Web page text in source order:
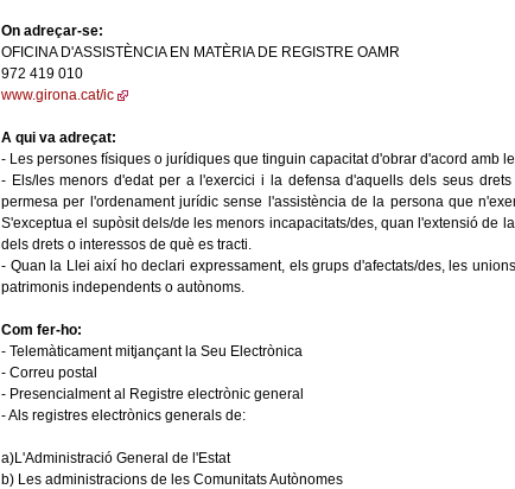
On adreçar-se:
OFICINA D'ASSISTÈNCIA EN MATÈRIA DE REGISTRE OAMR
972 419 010
www.girona.cat/ic
A qui va adreçat:
- Les persones físiques o jurídiques que tinguin capacitat d'obrar d'acord amb
- Els/les menors d'edat per a l'exercici i la defensa d'aquells dels seus
permesa per l'ordenament jurídic sense l'assistència de la persona que
S'exceptua el supòsit dels/de les menors incapacitats/des, quan l'extensió de
dels drets o interessos de què es tracti.
- Quan la Llei així ho declari expressament, els grups d'afectats/des, les
patrimonis independents o autònoms.
Com fer-ho:
- Telemàticament mitjançant la Seu Electrònica
- Correu postal
- Presencialment al Registre electrònic general
- Als registres electrònics generals de:
a)L'Administració General de l'Estat
b) Les administracions de les Comunitats Autònomes